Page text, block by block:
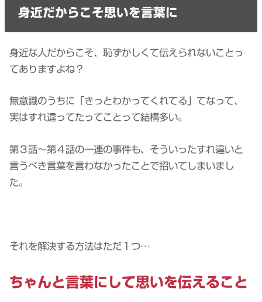
身近だからこそ思いを言葉に
身近な人だからこそ、恥ずかしくて伝えられないことっ
てありますよね？
無意識のうちに「きっとわかってくれてる」てなって、
実はすれ違ってたってことって結構多い。
第３話〜第４話の一連の事件も、そういったすれ違いと
言うべき言葉を言わなかったことで招いてしまいまし
た。
それを解決する方法はただ１つ…
ちゃんと言葉にして思いを伝えること